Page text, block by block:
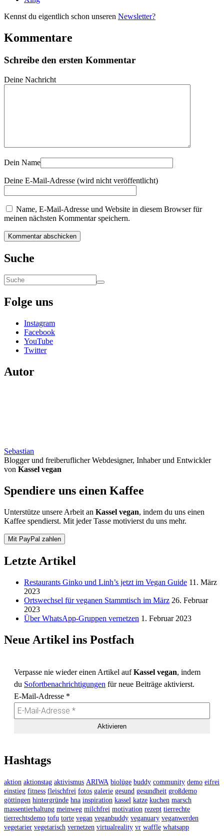
Kennst du eigentlich schon unseren Newsletter?
Kommentare
Schreibe den ersten Kommentar
Deine Nachricht
Dein Name
Deine E-Mail-Adresse (wird nicht veröffentlicht)
Name, E-Mail-Adresse und Website in diesem Browser für
meinen nächsten Kommentar speichern.
Suche
Folge uns
Instagram
Facebook
YouTube
Twitter
Autor
Sebastian
Blogger und freiberuflicher Webdesigner, Inhaber und Entwickler
von Kassel vegan
Spendiere uns einen Kaffee
Unterstütze unsere Arbeit an Kassel vegan, indem du uns einen
Kaffee spendierst. Mit jeder Tasse motivierst du uns mehr.
Mit PayPal zahlen
Letzte Artikel
Restaurants Ginko und Linh’s jetzt im Vegan Guide 11. März
2023
Ortswechsel für veganen Stammtisch im März 26. Februar
2023
Über WhatsApp-Gruppen vernetzen 1. Februar 2023
Neue Artikel ins Postfach
Verpasse nie wieder einen Artikel aufKassel vegan, indem
du Sofortbenachrichtigungen für neue Beiträge aktivierst.
E-Mail-Adresse *
Hashtags
aktion aktionstag aktivismus ARIWA biolüge buddy community demo eifrei
einstieg fitness fleischfrei fotos galerie gesund gesundheit großdemo
göttingen hintergründe hna inspiration kassel katze kuchen marsch
massentierhaltung meinweg milchfrei motivation rezept tierrechte
tierrechtsdemo tofu torte vegan veganbuddy veganuary veganwerden
vegetarier vegetarisch vernetzen virtualreality vr waffle whatsapp